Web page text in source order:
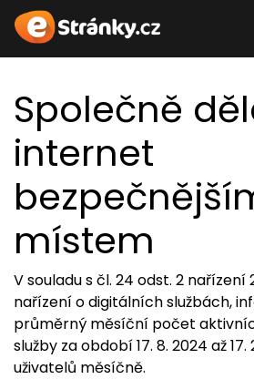
Společně
internet
místem
V souladu s čl. 24 odst. 2 nařízení
nařízení o digitálních službách,
průměrný měsíční počet
služby za období 17. 8. 2024 až
uživatelů měsíčně.